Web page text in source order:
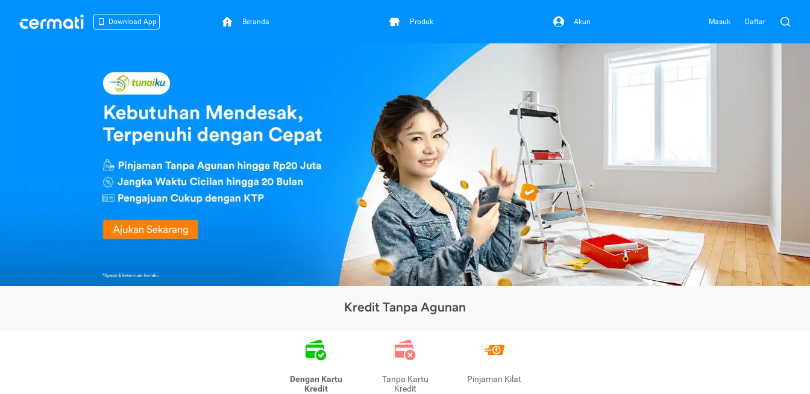
Download App Beranda Produk Akun Masuk Daftar
Kredit Tanpa Agunan
Dengan Kartu
Kredit
Tanpa Kartu
Kredit
Pinjaman Kilat